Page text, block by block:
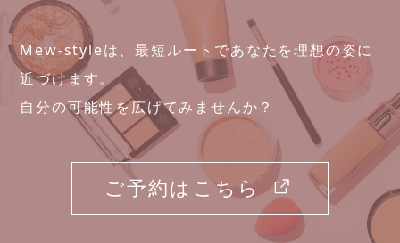
Mew-styleは、最短ルートであなたを理想の姿に
近づけます。
自分の可能性を広げてみませんか？
ご予約はこちら